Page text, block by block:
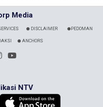
Media
DISCLAIMER PEDOMAN
ANCHORS
NTV